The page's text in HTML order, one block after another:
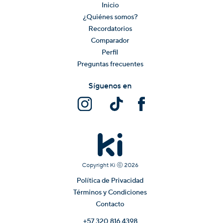
Inicio
¿Quiénes somos?
Recordatorios
Comparador
Perfil
Preguntas frecuentes
Copyright Ki ⓒ 2026
Política de Privacidad
Términos y Condiciones
Contacto
Síguenos en